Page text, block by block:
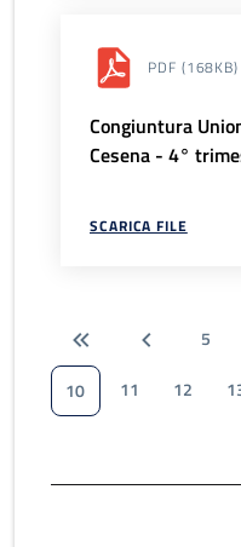
PDF (168KB)
Congiuntura
Cesena - 4°
SCARICA FILE
5
10
11 12